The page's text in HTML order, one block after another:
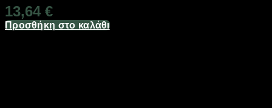
13,64 €
Προσθήκη στο καλάθι